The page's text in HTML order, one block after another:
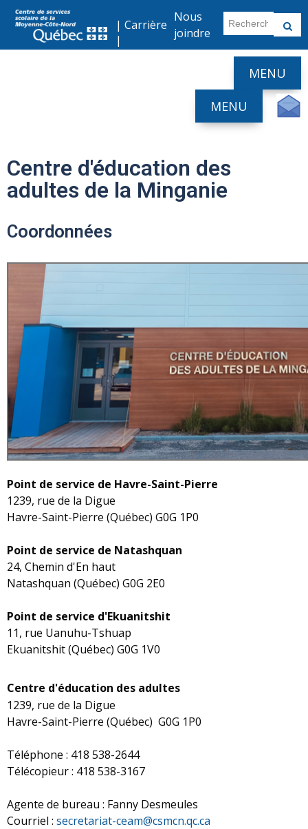
| Carrière
|
Nous
joindre
MENU
MENU
Centre d'éducation des
adultes de la Minganie
Coordonnées
Point de service de Havre-Saint-Pierre
1239, rue de la Digue
Havre-Saint-Pierre (Québec) G0G 1P0
Point de service de Natashquan
24, Chemin d'En haut
Natashquan (Québec) G0G 2E0
Point de service d'Ekuanitshit
11, rue Uanuhu-Tshuap
Ekuanitshit (Québec) G0G 1V0
Centre d'éducation des adultes
1239, rue de la Digue
Havre-Saint-Pierre (Québec) G0G 1P0
Téléphone : 418 538-2644
Télécopieur : 418 538-3167
Agente de bureau : Fanny Desmeules
Courriel : secretariat-ceam@csmcn.qc.ca